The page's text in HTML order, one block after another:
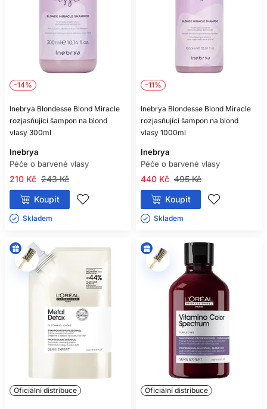
-14%
Inebrya Blondesse Blond Miracle
rozjasňující šampon na blond
vlasy 300ml
Inebrya
Péče o barvené vlasy
243 Kč
210 Kč
Koupit
Skladem ㅤ
-11%
Inebrya Blondesse Blond Miracle
rozjasňující šampon na blond
vlasy 1000ml
Inebrya
Péče o barvené vlasy
495 Kč
440 Kč
Koupit
Skladem ㅤ
Oficiální distribuce Oficiální distribuce